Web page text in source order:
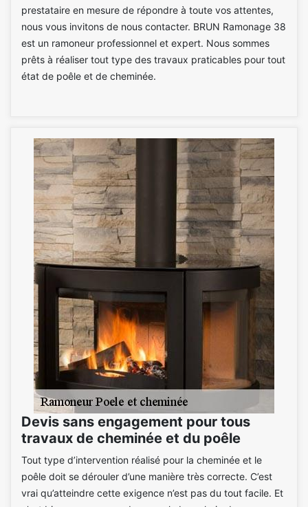
prestataire en mesure de répondre à toute vos attentes,
nous vous invitons de nous contacter. BRUN Ramonage 38
est un ramoneur professionnel et expert. Nous sommes
prêts à réaliser tout type des travaux praticables pour tout
état de poêle et de cheminée.
Devis sans engagement pour tous
travaux de cheminée et du poêle
Tout type d’intervention réalisé pour la cheminée et le
poêle doit se dérouler d’une manière très correcte. C’est
vrai qu’atteindre cette exigence n’est pas du tout facile. Et